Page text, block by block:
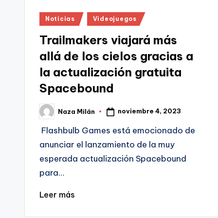
Publicado
Noticias Videojuegos
Trailmakers viajará más
allá de los cielos gracias a
la actualización gratuita
Spacebound
Publicado
por
Naza Milán noviembre 4, 2023
Flashbulb Games está emocionado de
anunciar el lanzamiento de la muy
esperada actualización Spacebound
para…
Leer más